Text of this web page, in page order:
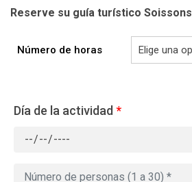
Reserve su guía turístico Soissons
Número de horas
Día de la actividad *